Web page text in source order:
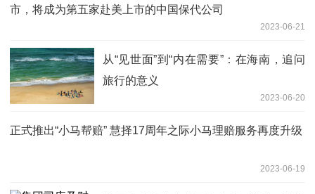
市，将成为第五家赴美上市的中国保代公司
2023-06-21
从“见世面”到“内在需要”：在海南，追问
旅行的意义
2023-06-20
正式推出“小马帮赔” 慧择17周年之际小马理赔服务再度升级
2023-06-19